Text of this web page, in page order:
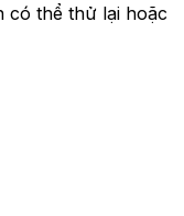
có thể thử lại hoặc